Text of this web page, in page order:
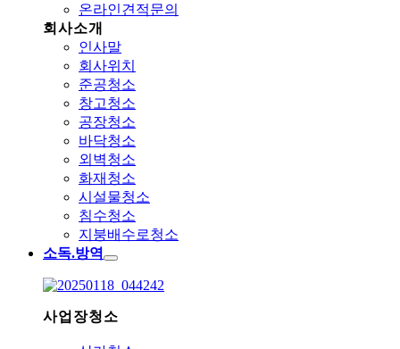
온라인견적문의
회사소개
인사말
회사위치
준공청소
창고청소
공장청소
바닥청소
외벽청소
화재청소
시설물청소
침수청소
지붕배수로청소
소독.방역
사업장청소